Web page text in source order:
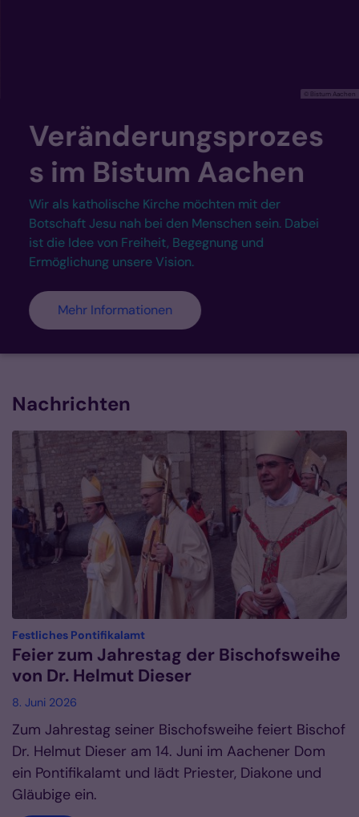
Bistum Aachen
katholische Kirche möchten mit der
Jesu nah bei den Menschen sein. Dabei
Idee von Freiheit, Begegnung und
unsere Vision.
Informationen
Nachrichten
Festliches Pontifikalamt:
Feier zum Jahrestag der Bischofsweihe
von Dr. Helmut Dieser
8. Juni 2026
Zum Jahrestag seiner Bischofsweihe feiert Bischof
Dr. Helmut Dieser am 14. Juni im Aachener Dom
ein Pontifikalamt und lädt Priester, Diakone und
Gläubige ein.